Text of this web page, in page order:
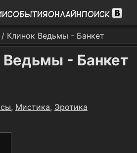
СобытияОнлайнПоиск
Клинок Ведьмы - Банкет
- Банкет
, Мистика, Эротика